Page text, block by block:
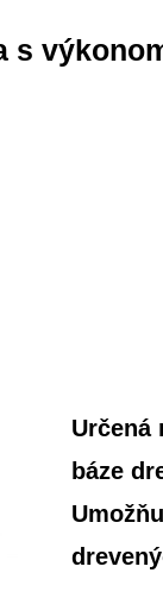
s
Určená
báze